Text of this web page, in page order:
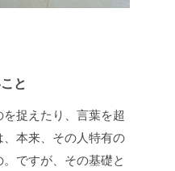
と
捉えたり、言葉を超
本来、その人特有の
ですが、その基礎と